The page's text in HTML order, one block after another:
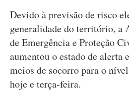
Devido à previsão de risco
generalidade do território, a
de Emergência e Proteção
aumentou o estado de alerta
meios de socorro para o
hoje e terça-feira.